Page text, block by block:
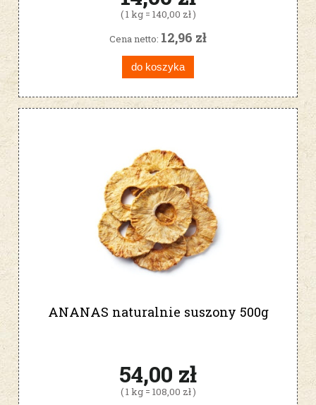
( 1 kg = 140,00 zł )
Cena netto: 12,96 zł
do koszyka
ANANAS naturalnie suszony 500g
54,00 zł
( 1 kg = 108,00 zł )